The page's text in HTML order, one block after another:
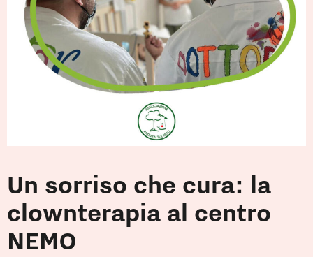
Un sorriso che cura: la
clownterapia al centro
NEMO